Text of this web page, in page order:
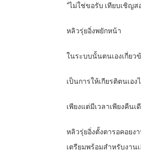
“ไม่ใช่ขอรับ เทียบเชิญ
หลิวรุ่ยอิ่งพยักหน้า
ในระบบนั้นตนเองเกี่ย
เป็นการให้เกียรติตนเอ
เพียงแต่มีเวลาเพียงคืน
หลิวรุ่ยอิ่งตั้งตารอคอย
เตรียมพร้อมสำหรับงาน